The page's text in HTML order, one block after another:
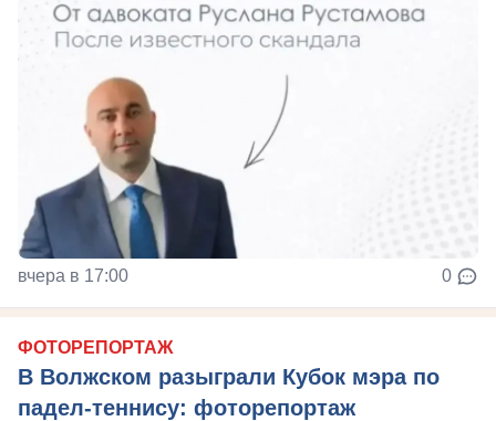
вчера в 17:00 0
ФОТОРЕПОРТАЖ
В Волжском разыграли Кубок мэра по
падел-теннису: фоторепортаж